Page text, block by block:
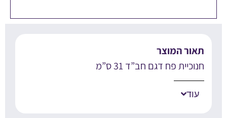
המוצר
פח דגם חב”ד 31 ס”מ